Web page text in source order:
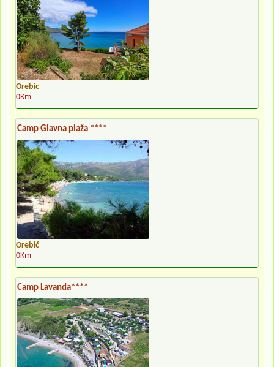
Orebic
0Km
Camp Glavna plaža ****
Orebić
0Km
Camp Lavanda****